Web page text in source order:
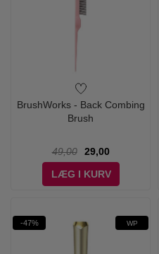
BrushWorks - Back Combing
Brush
49,00
29,00
LÆG I KURV
-47% WP